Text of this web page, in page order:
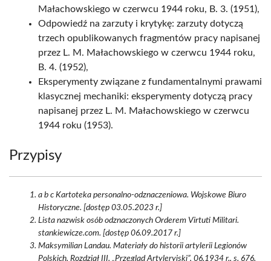
Małachowskiego w czerwcu 1944 roku, B. 3. (1951),
Odpowiedź na zarzuty i krytykę: zarzuty dotyczą
trzech opublikowanych fragmentów pracy napisanej
przez L. M. Małachowskiego w czerwcu 1944 roku,
B. 4. (1952),
Eksperymenty związane z fundamentalnymi prawami
klasycznej mechaniki: eksperymenty dotyczą pracy
napisanej przez L. M. Małachowskiego w czerwcu
1944 roku (1953).
Przypisy
a b c Kartoteka personalno-odznaczeniowa. Wojskowe Biuro
Historyczne. [dostęp 03.05.2023 r.]
Lista nazwisk osób odznaczonych Orderem Virtuti Militari.
stankiewicze.com. [dostęp 06.09.2017 r.]
Maksymilian Landau. Materiały do historii artylerii Legionów
Polskich. Rozdział III. „Przegląd Artyleryjski”, 06.1934 r., s. 676.